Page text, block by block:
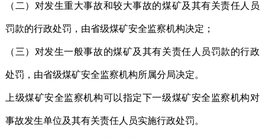
（二）对发生重大事故和较大事故的煤矿及其有关责任人员
罚款的行政处罚，由省级煤矿安全监察机构决定；
（三）对发生一般事故的煤矿及其有关责任人员罚款的行政
处罚，由省级煤矿安全监察机构所属分局决定。
上级煤矿安全监察机构可以指定下一级煤矿安全监察机构对
事故发生单位及其有关责任人员实施行政处罚。